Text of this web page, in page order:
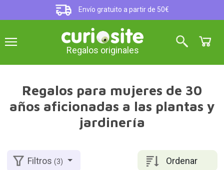
Envío gratuito a partir de 50€
Regalos originales
Regalos para mujeres de 30
años aficionadas a las plantas y
jardinería
Ordenar
Filtros(3)